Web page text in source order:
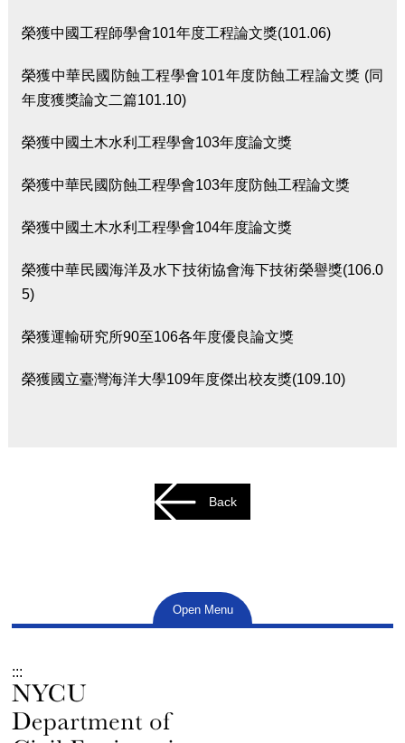
榮獲中國工程師學會101年度工程論文獎(101.06)
榮獲中華民國防蝕工程學會101年度防蝕工程論文獎 (同
年度獲獎論文二篇101.10)
榮獲中國土木水利工程學會103年度論文獎
榮獲中華民國防蝕工程學會103年度防蝕工程論文獎
榮獲中國土木水利工程學會104年度論文獎
榮獲中華民國海洋及水下技術協會海下技術榮譽獎(106.0
5)
榮獲運輸研究所90至106各年度優良論文獎
榮獲國立臺灣海洋大學109年度傑出校友獎(109.10)
Back
Open Menu
:::